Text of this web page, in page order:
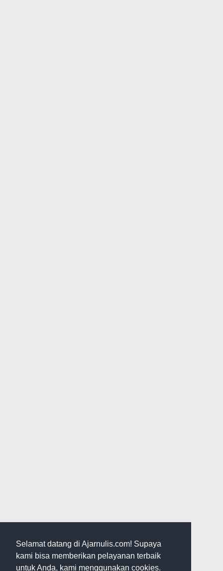
Selamat datang di Ajarnulis.com! Supaya
kami bisa memberikan pelayanan terbaik
untuk Anda, kami menggunakan cookies.